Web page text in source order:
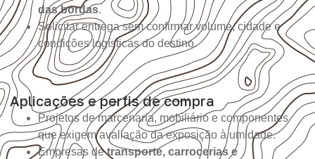
das bordas.
Solicitar entrega sem confirmar volume, cidade e
condições logísticas do destino.
Aplicações e perfis de compra
Projetos de marcenaria, mobiliário e componentes
que exigem avaliação da exposição à umidade.
Empresas detransporte, carrocerias e